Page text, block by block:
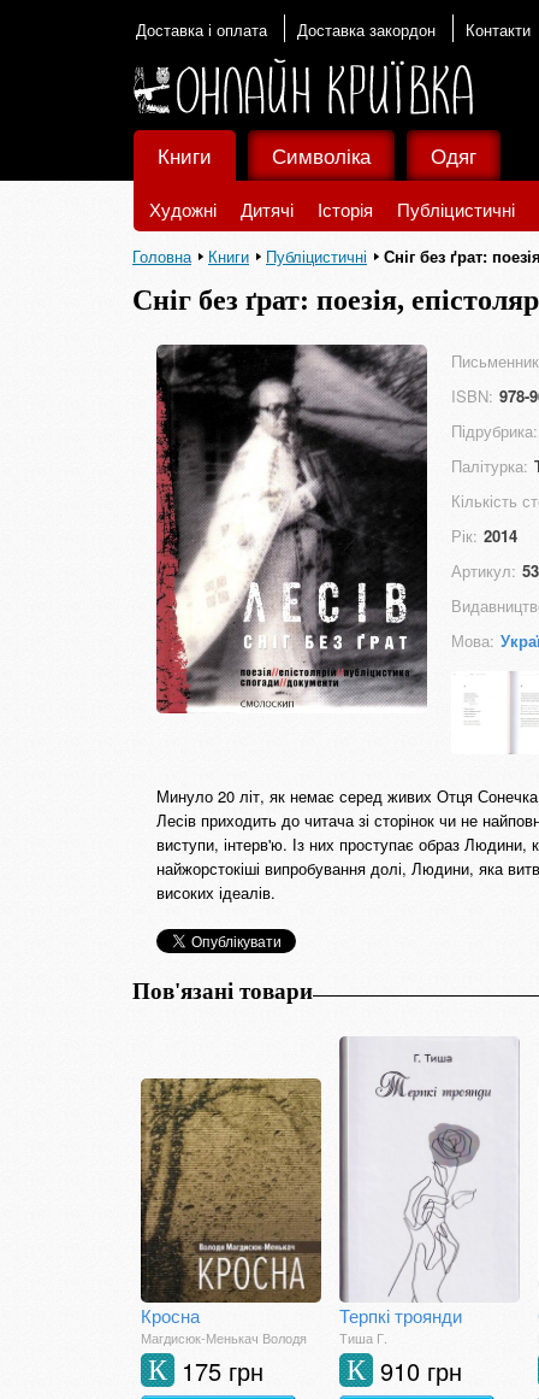
Доставка і оплата Доставка закордон Контакти
Книги
Художні Дитячі Історія Публіцистичні
Символіка Одяг
Головна Книги Публіцистичні Сніг без ґрат:
Сніг без ґрат: поезія,
ISBN: 978-
Підрубрика:
Палітурка:
Кількість
Рік: 2014
Артикул:
Мова:
Минуло 20 літ, як немає серед живих Отця
Лесів приходить до читача зі сторінок чи не
виступи, інтерв'ю. Із них проступає образ
найжорстокіші випробування долі, Людини, яка
високих ідеалів.
Пов'язані товари
Кросна
Магдисюк-Менькач Володя
175 грн
К
Терпкі троянди
Тиша Г.
910 грн
К